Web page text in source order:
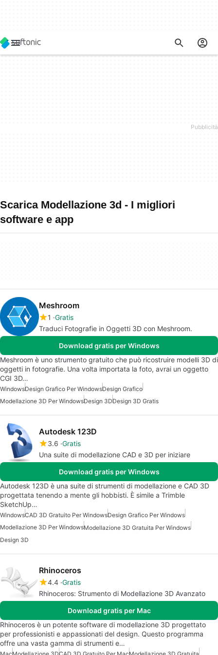
Scarica Modellazione 3d - I migliori
software e app
Meshroom
1 Gratis
Traduci Fotografie in Oggetti 3D con Meshroom.
Download gratis per Windows
Meshroom è uno strumento gratuito che può ricostruire modelli 3D di
oggetti in fotografie. Una volta importata la foto, avrai un oggetto
CGI 3D…
WindowsDesign Grafico Per WindowsDesign Grafico
Modellazione 3D Per WindowsDesign 3DDesign 3D Gratis
Autodesk 123D
3.6 Gratis
Una suite di modellazione CAD e 3D per iniziare
Download gratis per Windows
Autodesk 123D è una suite di strumenti di modellazione e CAD 3D
progettata tenendo a mente gli hobbisti. È simile a Trimble
SketchUp…
WindowsCAD 3D Gratuito Per WindowsDesign Grafico Per Windows
Modellazione 3D Per WindowsModellazione 3D Gratuita Per Windows
Design 3D
Rhinoceros
4.4 Gratis
Rhinoceros: Strumento di Modellazione 3D Avanzato
Download gratis per Mac
Rhinoceros è un potente software di modellazione 3D progettato
per professionisti e appassionati del design. Questo programma
offre una vasta gamma di strumenti e…